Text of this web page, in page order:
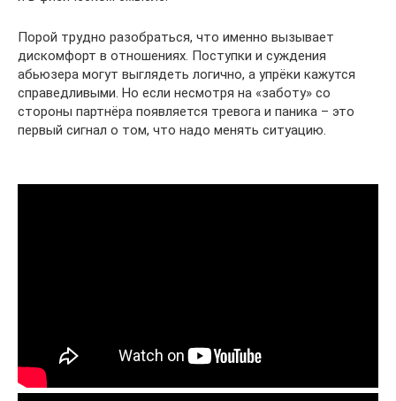
Порой трудно разобраться, что именно вызывает
дискомфорт в отношениях. Поступки и суждения
абьюзера могут выглядеть логично, а упрёки кажутся
справедливыми. Но если несмотря на «заботу» со
стороны партнёра появляется тревога и паника – это
первый сигнал о том, что надо менять ситуацию.